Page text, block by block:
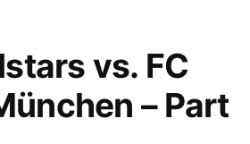
vs. FC
– Part